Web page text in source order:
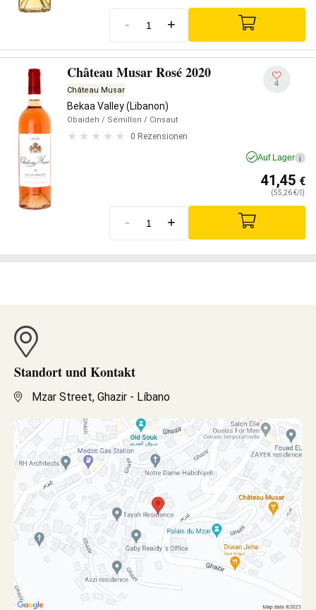
- +
Château Musar Rosé 2020
Château Musar
Bekaa Valley (Libanon)
Obaideh / Sémillon / Cinsaut
0 Rezensionen
4
Auf Lager i
41,45 €
(55,26 €/l)
- +
Standort und Kontakt
Mzar Street, Ghazir - Líbano